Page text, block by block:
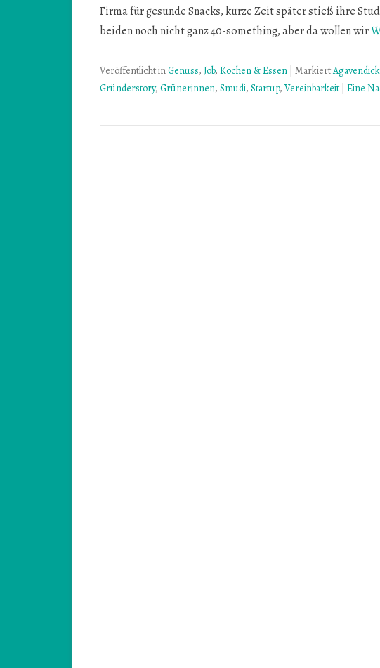
Firma für gesunde Snacks, kurze Zeit später stieß ihre
beiden noch nicht ganz 40-something, aber da wollen wir
Veröffentlicht inGenuss, Job, Kochen & Essen Markiert
Gründerstory, Grünerinnen, Smudi, Startup, Vereinbarkeit Eine